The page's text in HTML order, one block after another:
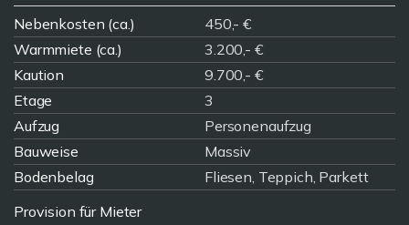
Nebenkosten (ca.)
450,- €
Warmmiete (ca.)
3.200,- €
Kaution
9.700,- €
Etage
3
Aufzug
Personenaufzug
Bauweise
Massiv
Bodenbelag
Fliesen, Teppich, Parkett
Provision für Mieter